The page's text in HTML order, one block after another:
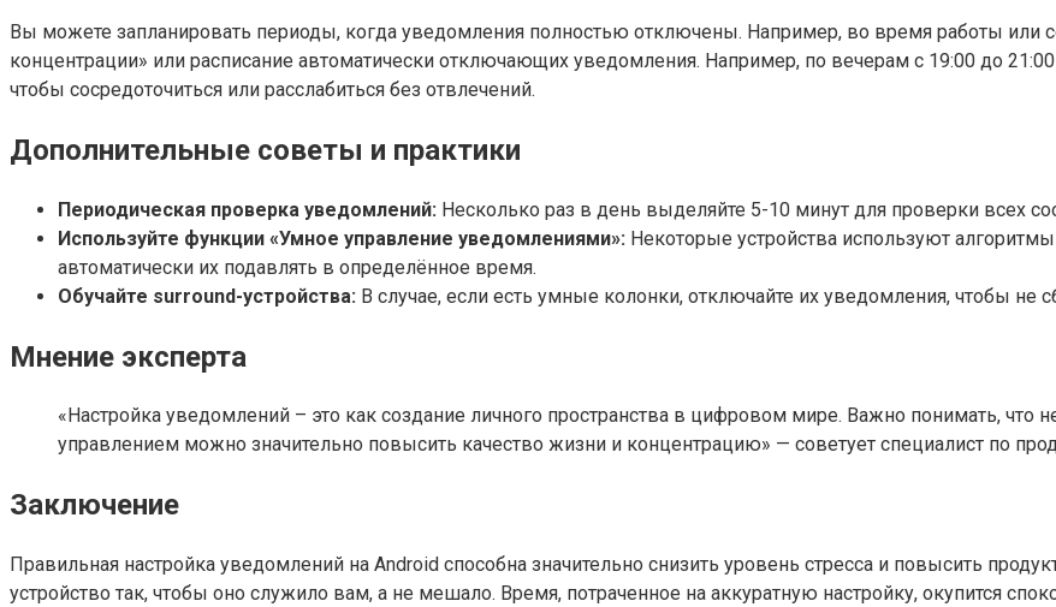
Вы можете запланировать периоды, когда уведомления полностью отключены. Например, во время работы
концентрации» или расписание автоматически отключающих уведомления. Например, по вечерам с 19:00 до
чтобы сосредоточиться или расслабиться без отвлечений.
Дополнительные советы и практики
Периодическая проверка уведомлений: Несколько раз в день выделяйте 5-10 минут для проверки всех
Используйте функции «Умное управление уведомлениями»: Некоторые устройства используют
автоматически их подавлять в определённое время.
Обучайте surround-устройства: В случае, если есть умные колонки, отключайте их уведомления, чтобы не
Мнение эксперта
«Настройка уведомлений – это как создание личного пространства в цифровом мире. Важно понимать,
управлением можно значительно повысить качество жизни и концентрацию» — советует специалист по
Заключение
Правильная настройка уведомлений на Android способна значительно снизить уровень стресса и повысить
устройство так, чтобы оно служило вам, а не мешало. Время, потраченное на аккуратную настройку, окупится